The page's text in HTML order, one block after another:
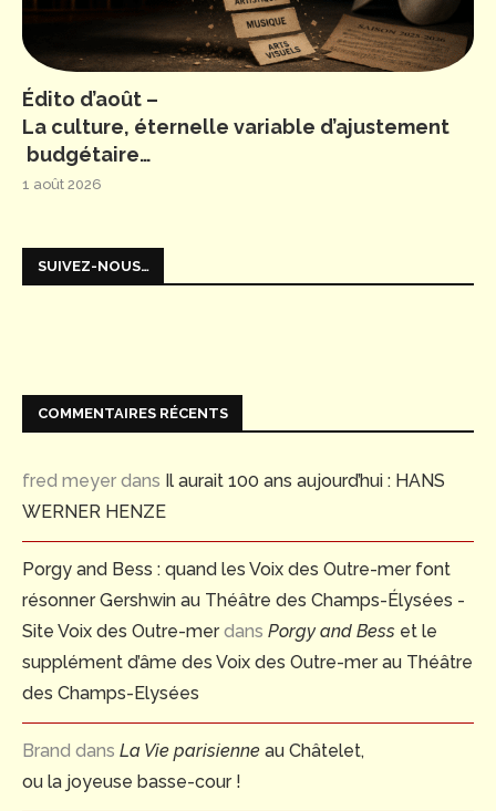
Édito d’août –
La culture, éternelle variable d’ajustement
budgétaire…
1 août 2026
SUIVEZ-NOUS…
COMMENTAIRES RÉCENTS
fred meyer dans Il aurait 100 ans aujourd’hui : HANS
WERNER HENZE
Porgy and Bess : quand les Voix des Outre-mer font
résonner Gershwin au Théâtre des Champs-Élysées -
Site Voix des Outre-merdans Porgy and Bess et le
supplément d’âme des Voix des Outre-mer au Théâtre
des Champs-Elysées
Brand dans La Vie parisienne au Châtelet,
ou la joyeuse basse-cour !